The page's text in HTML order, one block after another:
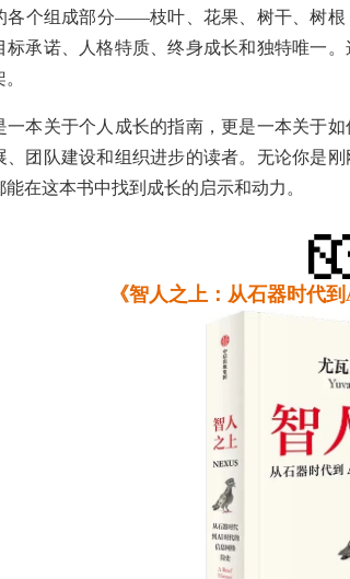
各个组成部分――枝叶、花果、树干、树
标承诺、人格特质、终身成长和独特唯一
一本关于个人成长的指南，更是一本关于
、团队建设和组织进步的读者。无论你是
能在这本书中找到成长的启示和动力。
《智人之上：从石器时代